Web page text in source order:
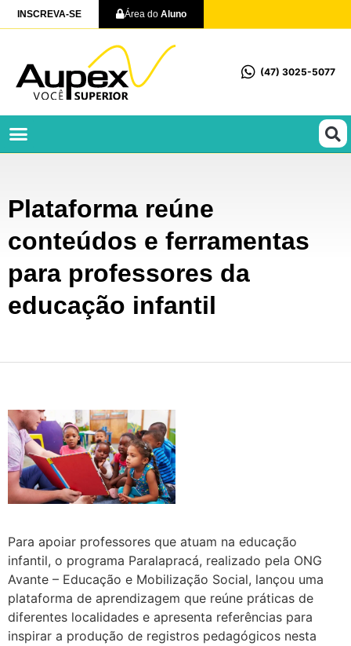
INSCREVA-SE Área do Aluno
(47) 3025-5077
Plataforma reúne
conteúdos e ferramentas
para professores da
educação infantil
Para apoiar professores que atuam na educação
infantil, o programa Paralapracá, realizado pela ONG
Avante – Educação e Mobilização Social, lançou uma
plataforma de aprendizagem que reúne práticas de
diferentes localidades e apresenta referências para
inspirar a produção de registros pedagógicos nesta